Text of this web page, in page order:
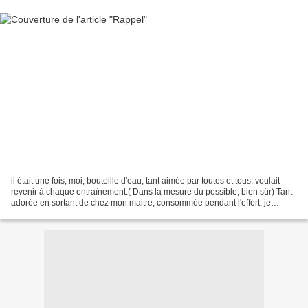
il était une fois, moi, bouteille d'eau, tant aimée par toutes et tous, voulait
revenir à chaque entraînement.( Dans la mesure du possible, bien sûr) Tant
adorée en sortant de chez mon maitre, consommée pendant l'effort, je